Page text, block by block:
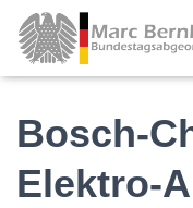
Bosch-
Elektro-